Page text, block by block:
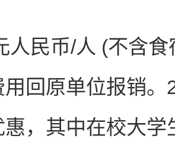
民币/人 (不含食
回原单位报销
惠，其中在校大